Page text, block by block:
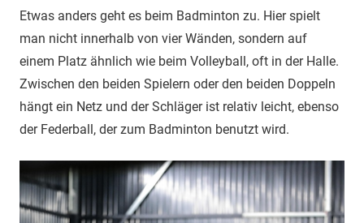
Etwas anders geht es beim Badminton zu. Hier spielt
man nicht innerhalb von vier Wänden, sondern auf
einem Platz ähnlich wie beim Volleyball, oft in der Halle.
Zwischen den beiden Spielern oder den beiden Doppeln
hängt ein Netz und der Schläger ist relativ leicht, ebenso
der Federball, der zum Badminton benutzt wird.